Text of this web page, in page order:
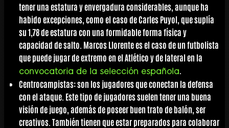
tener una estatura y envergadura considerables, aunque ha
habido excepciones, como el caso de Carles Puyol, que suplía
su 1,78 de estatura con una formidable forma física y
capacidad de salto. Marcos Llorente es el caso de un futbolista
que puede jugar de extremo en el Atlético y de lateral en la
convocatoria de la selección española
Centrocampistas: son los jugadores que conectan la defensa
con el ataque. Este tipo de jugadores suelen tener una buena
visión de juego, además de poseer buen trato de balón, ser
creativos. También tienen que estar preparados para colaborar